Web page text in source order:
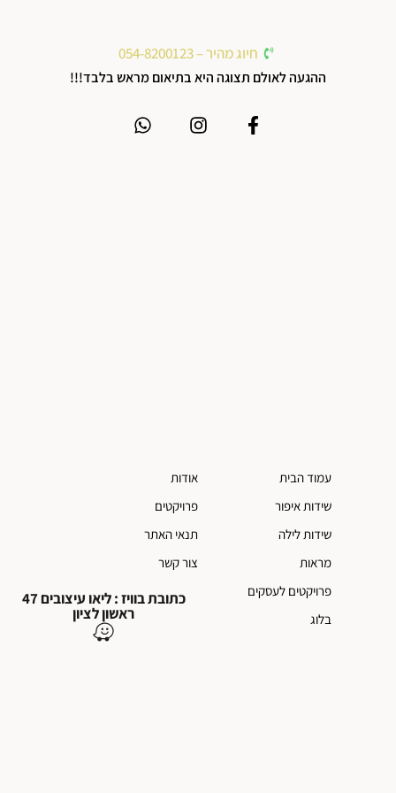
חיוג מהיר – 054-8200123
ההגעה לאולם תצוגה היא בתיאום מראש בלבד!!!
עמוד הבית
שידות איפור
שידות לילה
מראות
פרויקטים לעסקים
בלוג
אודות
פרויקטים
תנאי האתר
צור קשר
כתובת בוויז : ליאו עיצובים 47
ראשון לציון